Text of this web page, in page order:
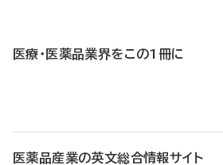
医療・医薬品業界をこの1冊に
医薬品産業の英文総合情報サイト